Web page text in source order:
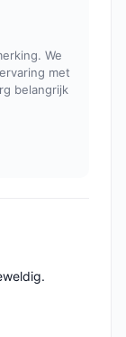
We
met
belangrijk